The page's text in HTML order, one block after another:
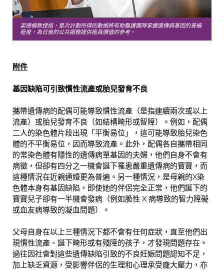
梁德楊教授指，是次計劃所得的數據將有助醫護團隊掌握遺傳病基因的普遍
程度，為日後的公共服務提供極具價值的參考。
附件
基因缺陷可引致慣性流產或胎兒發育不良
攜帶遺傳病的配偶可能導致慣性流產（是指連續兩次或以上
流產）或胎兒發育不良（如結構畸形或智障）。例如，配偶
二人的染色體片段出現「平衡易位」，這可能導致胎兒染色
體的不平衡易位，因而導致流產。此外，配偶各自攜帶相同
的常染色體有隱性的遺傳病單基因的夫婦，他們自身不會有
病徵，但卻有四分之一機會誕下罹患嚴重遺傳病的寶寶，而
這種情況在近親通婚更為普遍。另一種情況，是母親的X染
色體本身有基因缺陷，即使她的伴侶完全正常，他們誕下的
寶寶兒子卻有一半機會發病（例如脆性 X 病導致的智力障礙
或血友病導致的凝血問題）。
父母自身在以上三種情況下都不會有任何症狀，直至他們出
現慣性流產、誕下畸形或有殘障的孩子，才發現問題存在。
過往因社會對這些遺傳缺陷引致的不良妊娠問題認知不足，
加上缺乏資源，受影響伴侶的生理和心理承受龐大壓力，亦